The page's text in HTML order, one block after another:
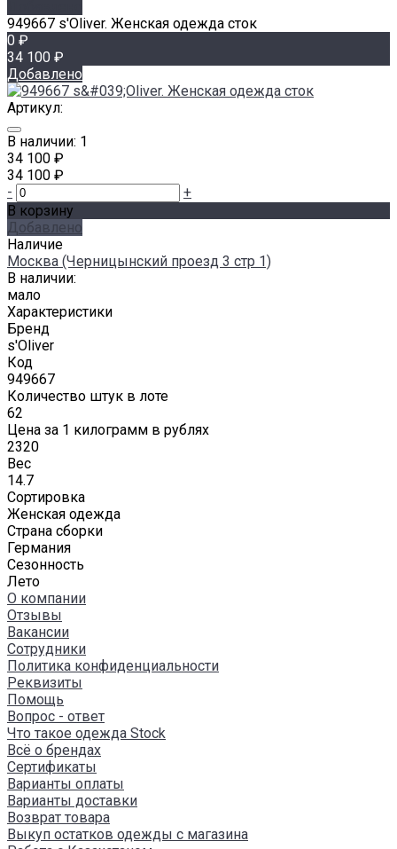
949667 s'Oliver. Женская одежда сток
0 ₽
34 100 ₽
Добавлено
Артикул:
В наличии: 1
34 100 ₽
34 100 ₽
-
+
В корзину
Добавлено
Наличие
Москва (Черницынский проезд 3 стр 1)
В наличии:
мало
Характеристики
Бренд
s'Oliver
Код
949667
Количество штук в лоте
62
Цена за 1 килограмм в рублях
2320
Вес
14.7
Сортировка
Женская одежда
Страна сборки
Германия
Сезонность
Лето
О компании
Отзывы
Вакансии
Сотрудники
Политика конфиденциальности
Реквизиты
Помощь
Вопрос - ответ
Что такое одежда Stock
Всё о брендах
Сертификаты
Варианты оплаты
Варианты доставки
Возврат товара
Выкуп остатков одежды с магазина